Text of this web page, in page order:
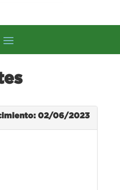
02/06/2023